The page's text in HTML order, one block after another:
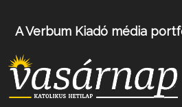
A Verbum Kiadó média